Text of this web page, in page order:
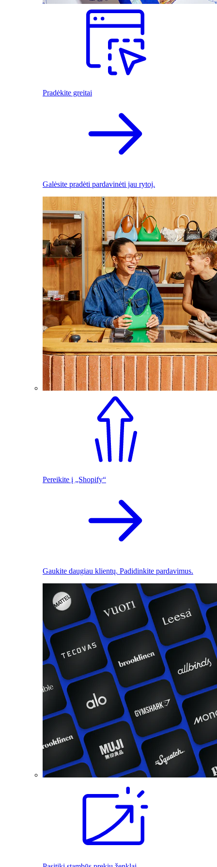
Pradėkite greitai
Galėsite pradėti pardavinėti jau rytoj.
Pereikite į „Shopify“
Gaukite daugiau klientų. Padidinkite pardavimus.